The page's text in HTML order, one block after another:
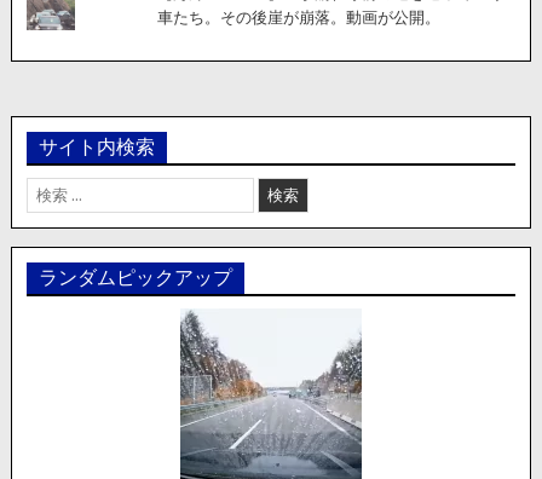
車たち。その後崖が崩落。動画が公開。
サイト内検索
検
索:
ランダムピックアップ